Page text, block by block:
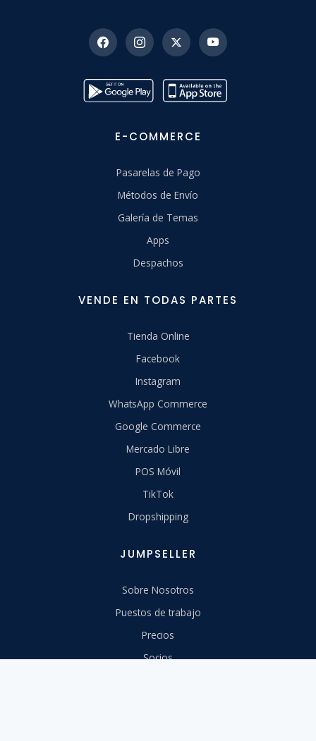
E-COMMERCE
Pasarelas de Pago
Métodos de Envío
Galería de Temas
Apps
Despachos
VENDE EN TODAS PARTES
Tienda Online
Facebook
Instagram
WhatsApp Commerce
Google Commerce
Mercado Libre
POS Móvil
TikTok
Dropshipping
JUMPSELLER
Sobre Nosotros
Puestos de trabajo
Precios
Socios